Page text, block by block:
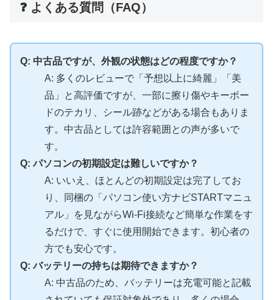
❓ よくある質問（FAQ）
Q: 中古品ですが、外観の状態はどの程度ですか？
A: 多くのレビューで「予想以上に綺麗」「美
品」と高評価ですが、一部に擦り傷やキーボー
ドのテカリ、シール跡などがある場合もありま
す。中古品としては許容範囲との声が多いで
す。
Q: パソコンの初期設定は難しいですか？
A: いいえ、ほとんどの初期設定は完了してお
り、同梱の「パソコン使い方ナビSTARTマニュ
アル」を見ながらWi-Fi接続など簡単な作業をす
るだけで、すぐに使用開始できます。初心者の
方でも安心です。
Q: バッテリーの持ちは期待できますか？
A: 中古品のため、バッテリーは充電可能と記載